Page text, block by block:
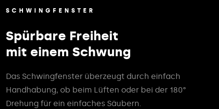
SCHWINGFENSTER
Spürbare Freiheit
mit einem Schwung
Das Schwingfenster überzeugt durch einfach
Handhabung, ob beim Lüften oder bei der 180°
Drehung für ein einfaches Säubern.